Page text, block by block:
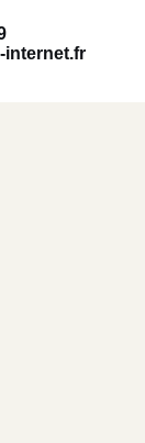
internet.fr